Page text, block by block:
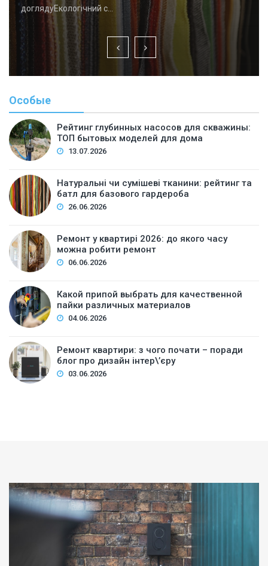
доглядуЕкологічний с…
Особые
Рейтинг глубинных насосов для скважины:
ТОП бытовых моделей для дома
13.07.2026
Натуральні чи сумішеві тканини: рейтинг та
батл для базового гардероба
26.06.2026
Ремонт у квартирі 2026: до якого часу
можна робити ремонт
06.06.2026
Какой припой выбрать для качественной
пайки различных материалов
04.06.2026
Ремонт квартири: з чого почати – поради
блог про дизайн інтер\’єру
03.06.2026